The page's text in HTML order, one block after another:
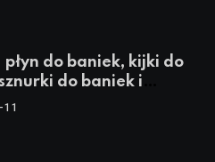
płyn do baniek, kijki do
do baniek i
baniek